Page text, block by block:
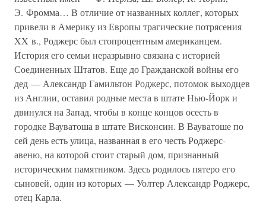
Э. Фромма… В отличие от названных коллег, которых
привели в Америку из Европы трагические потрясения
XX в., Роджерс был стопроцентным американцем.
История его семьи неразрывно связана с историей
Соединенных Штатов. Еще до Гражданской войны его
дед — Александр Гамильтон Роджерс, потомок выходцев
из Англии, оставил родные места в штате Нью-Йорк и
двинулся на Запад, чтобы в конце концов осесть в
городке Вауватоша в штате Висконсин. В Вауватоше по
сей день есть улица, названная в его честь Роджерс-
авеню, на которой стоит старый дом, признанный
историческим памятником. Здесь родилось пятеро его
сыновей, один из которых — Уолтер Александр Роджерс,
отец Карла.